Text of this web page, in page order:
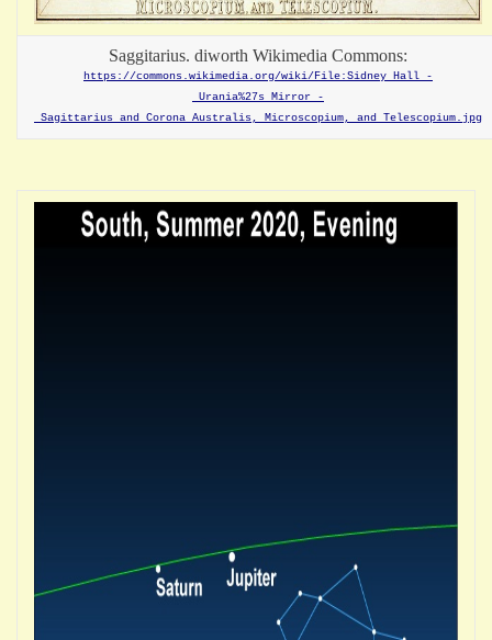
Saggitarius. diworth Wikimedia Commons:
https://commons.wikimedia.org/wiki/File:Sidney_Hall_-
_Urania%27s_Mirror_-
_Sagittarius_and_Corona_Australis,_Microscopium,_and_Telescopium.jpg